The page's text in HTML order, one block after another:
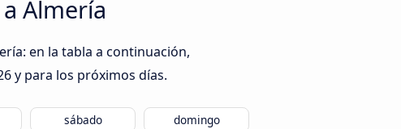
Almería
en la tabla a continuación,
y para los próximos días.
sábado domingo